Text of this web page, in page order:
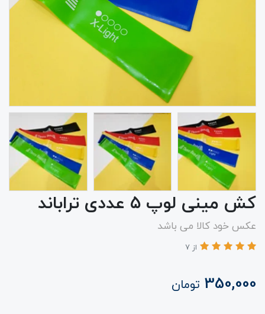
کش مینی لوپ ۵ عددی تراباند
عکس خود کالا می باشد
از 7
350,000 تومان